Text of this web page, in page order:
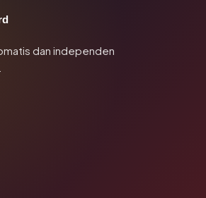
dan independen